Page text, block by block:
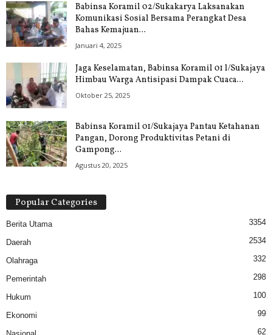
Babinsa Koramil 02/Sukakarya Laksanakan
Komunikasi Sosial Bersama Perangkat Desa
Bahas Kemajuan...
Januari 4, 2025
Jaga Keselamatan, Babinsa Koramil 01 l/Sukajaya
Himbau Warga Antisipasi Dampak Cuaca...
Oktober 25, 2025
Babinsa Koramil 01/Sukajaya Pantau Ketahanan
Pangan, Dorong Produktivitas Petani di
Gampong...
Agustus 20, 2025
Popular Categories
Berita Utama 3354
Daerah 2534
Olahraga 332
Pemerintah 298
Hukum 100
Ekonomi 99
62